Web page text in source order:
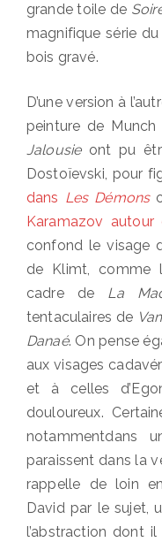
grande toile de
magnifique série du
bois gravé.
D’une version à
peinture de Munch
Jalousieont pu
Dostoïevski, pour
dans Les Démons
Karamazov autour
confond le visage
de Klimt, comme
cadre de La
tentaculaires de
Danaé. On pense
aux visages
et à celles
douloureux.
notammentdans
paraissent dans la
rappelle de loin
David par le sujet,
l’abstraction dont